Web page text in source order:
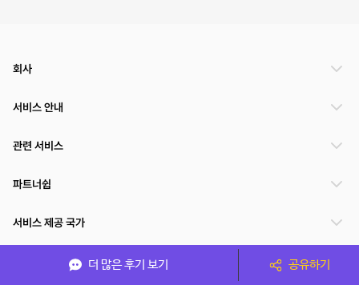
더 많은 후기 보기 공유하기
회사
서비스 안내
관련 서비스
파트너쉽
서비스 제공 국가